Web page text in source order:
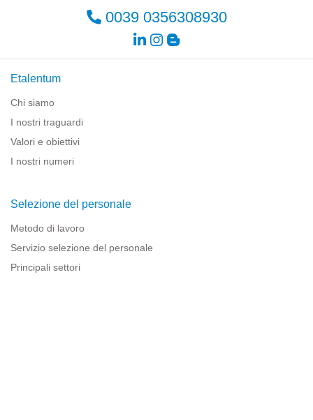
0039 0356308930
Etalentum
Chi siamo
I nostri traguardi
Valori e obiettivi
I nostri numeri
Selezione del personale
Metodo di lavoro
Servizio selezione del personale
Principali settori